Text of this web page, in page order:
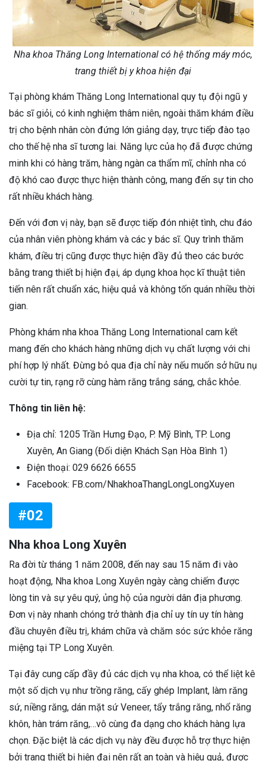
Nha khoa Thăng Long International có hệ thống máy móc,
trang thiết bị y khoa hiện đại
Tại phòng khám Thăng Long International quy tụ đội ngũ y
bác sĩ giỏi, có kinh nghiệm thâm niên, ngoài thăm khám điều
trị cho bệnh nhân còn đứng lớn giảng dạy, trực tiếp đào tạo
cho thế hệ nha sĩ tương lai. Năng lực của họ đã được chứng
minh khi có hàng trăm, hàng ngàn ca thẩm mĩ, chỉnh nha có
độ khó cao được thực hiện thành công, mang đến sự tin cho
rất nhiều khách hàng.
Đến với đơn vị này, bạn sẽ được tiếp đón nhiệt tình, chu đáo
của nhân viên phòng khám và các y bác sĩ. Quy trình thăm
khám, điều trị cũng được thực hiện đầy đủ theo các bước
bằng trang thiết bị hiện đại, áp dụng khoa học kĩ thuật tiên
tiến nên rất chuẩn xác, hiệu quả và không tốn quán nhiều thời
gian.
Phòng khám nha khoa Thăng Long International cam kết
mang đến cho khách hàng những dịch vụ chất lượng với chi
phí hợp lý nhất. Đừng bỏ qua địa chỉ này nếu muốn sở hữu nụ
cười tự tin, rạng rỡ cùng hàm răng trắng sáng, chắc khỏe.
Thông tin liên hệ:
Địa chỉ: 1205 Trần Hưng Đạo, P. Mỹ Bình, TP. Long
Xuyên, An Giang (Đối diện Khách Sạn Hòa Bình 1)
Điện thoại: 029 6626 6655‬
Facebook: FB.com/NhakhoaThangLongLongXuyen
#02
Nha khoa Long Xuyên
Ra đời từ tháng 1 năm 2008, đến nay sau 15 năm đi vào
hoạt động, Nha khoa Long Xuyên ngày càng chiếm được
lòng tin và sự yêu quý, ủng hộ của người dân địa phương.
Đơn vị này nhanh chóng trở thành địa chỉ uy tín uy tín hàng
đầu chuyên điều trị, khám chữa và chăm sóc sức khỏe răng
miệng tại TP Long Xuyên.
Tại đây cung cấp đầy đủ các dịch vụ nha khoa, có thể liệt kê
một số dịch vụ như trồng răng, cấy ghép Implant, làm răng
sứ, niềng răng, dán mặt sứ Veneer, tẩy trắng răng, nhổ răng
khôn, hàn trám răng,…vô cùng đa dạng cho khách hàng lựa
chọn. Đặc biệt là các dịch vụ này đều được hỗ trợ thực hiện
bởi trang thiết bị hiện đại nên rất an toàn và hiệu quả, được